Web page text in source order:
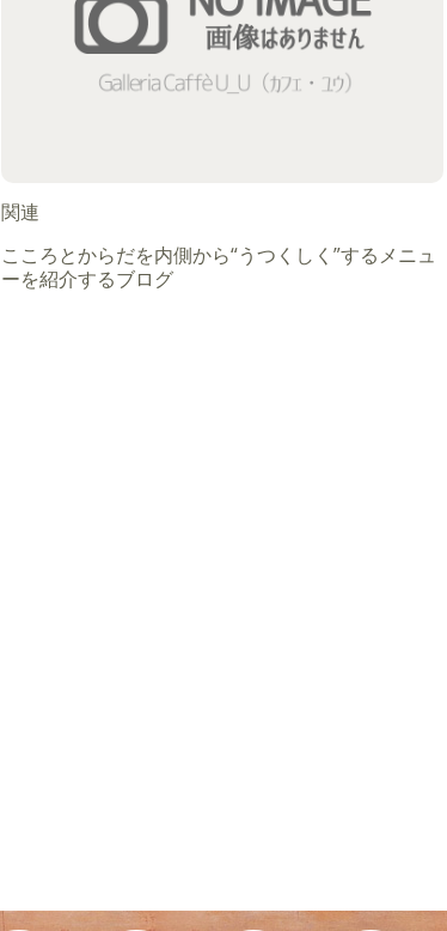
関連
こころとからだを内側から“うつくしく”するメニュ
ーを紹介するブログ